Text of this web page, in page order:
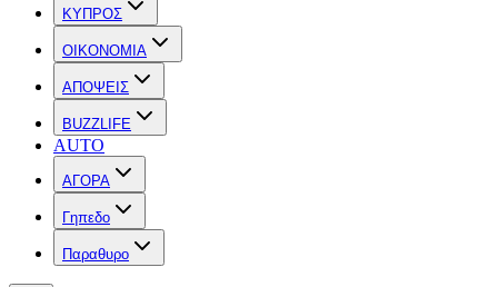
ΚΥΠΡΟΣ
OIKONOMIA
ΑΠΟΨΕΙΣ
BUZZLIFE
AUTO
ΑΓΟΡΑ
Γηπεδο
Παραθυρο